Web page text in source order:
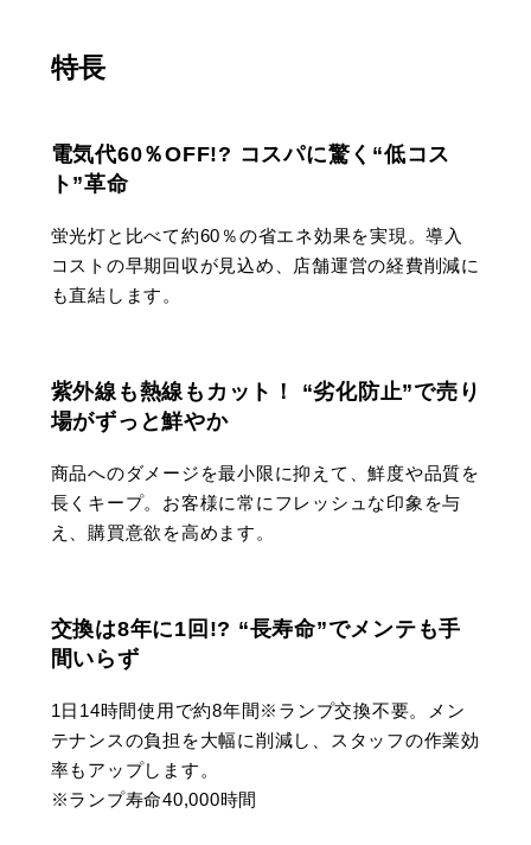
特長
電気代60％OFF!? コスパに驚く“低コス
ト”革命
蛍光灯と比べて約60％の省エネ効果を実現。導入
コストの早期回収が見込め、店舗運営の経費削減に
も直結します。
紫外線も熱線もカット！ “劣化防止”で売り
場がずっと鮮やか
商品へのダメージを最小限に抑えて、鮮度や品質を
長くキープ。お客様に常にフレッシュな印象を与
え、購買意欲を高めます。
交換は8年に1回!? “長寿命”でメンテも手
間いらず
1日14時間使用で約8年間※ランプ交換不要。メン
テナンスの負担を大幅に削減し、スタッフの作業効
率もアップします。
※ランプ寿命40,000時間